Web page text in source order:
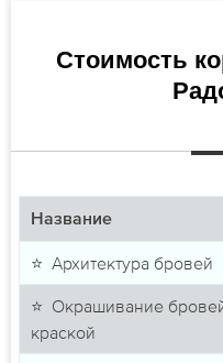
Стоимость
Название
⭐ Архитектура бровей
⭐ Окрашивание
краской